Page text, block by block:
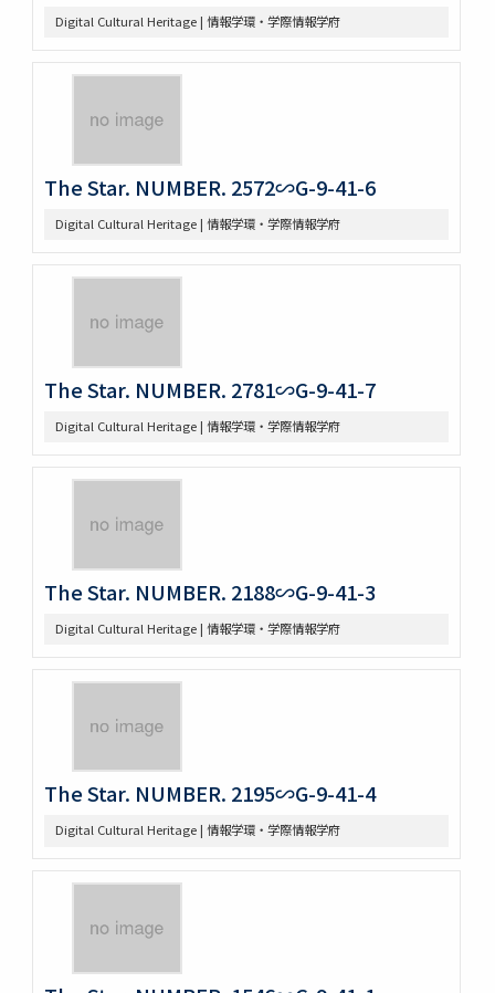
Digital Cultural Heritage | 情報学環・学際情報学府
The Star. NUMBER. 2572∽G-9-41-6
Digital Cultural Heritage | 情報学環・学際情報学府
The Star. NUMBER. 2781∽G-9-41-7
Digital Cultural Heritage | 情報学環・学際情報学府
The Star. NUMBER. 2188∽G-9-41-3
Digital Cultural Heritage | 情報学環・学際情報学府
The Star. NUMBER. 2195∽G-9-41-4
Digital Cultural Heritage | 情報学環・学際情報学府